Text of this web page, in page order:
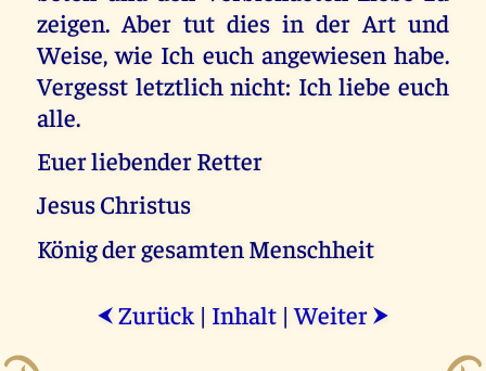
zeigen. Aber tut dies in der Art und
Weise, wie Ich euch angewiesen habe.
Vergesst letztlich nicht: Ich liebe euch
alle.
Euer liebender Retter
Jesus Christus
König der gesamten Menschheit
⮜ Zurück | Inhalt |Weiter ⮞